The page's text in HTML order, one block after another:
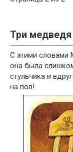
Три медведя
С этими словами
она была
стульчика и
на пол!